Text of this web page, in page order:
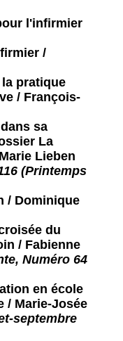
l'infirmier
/
pratique
/ François-
sa
La
Lieben
(Printemps
/ Dominique
du
/ Fabienne
Numéro 64
en école
/ Marie-Josée
septembre